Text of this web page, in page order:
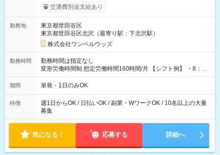
いOK！（規定あり） ┗働いたその日に現金GET♪ お仕事後はコ
ンビニATMから 日払い分を引き落とせます！ 【試用期間】試
交通費別途支給あり
勤務地
東京都世田谷区
東京都世田谷区北沢（最寄り駅：下北沢駅）
株式会社ワンベルウッズ
勤務時間
勤務時間は指定なし
変形労働時間制 想定労働時間160時間/月 【シフト例】 ・8：00
～21：00
期間 単発・1日のみOK
特徴
週1日からOK / 日払いOK / 副業・WワークOK / 10名以上の大量
募集
気になる！ 応募する 詳細へ